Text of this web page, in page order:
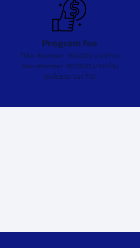
Program fee
TMA-Member : 150,000 บาท/ท่าน
Non-Member: 160,000 บาท/ท่าน
(ยังไม่รวม Vat 7%)